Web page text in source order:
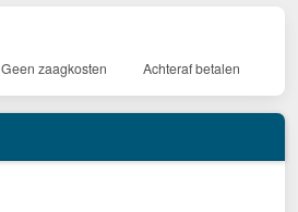
Geen zaagkosten Achteraf betalen